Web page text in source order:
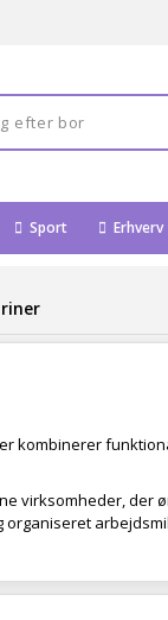
Sport Erhverv
kombinerer
virksomheder,
organiseret